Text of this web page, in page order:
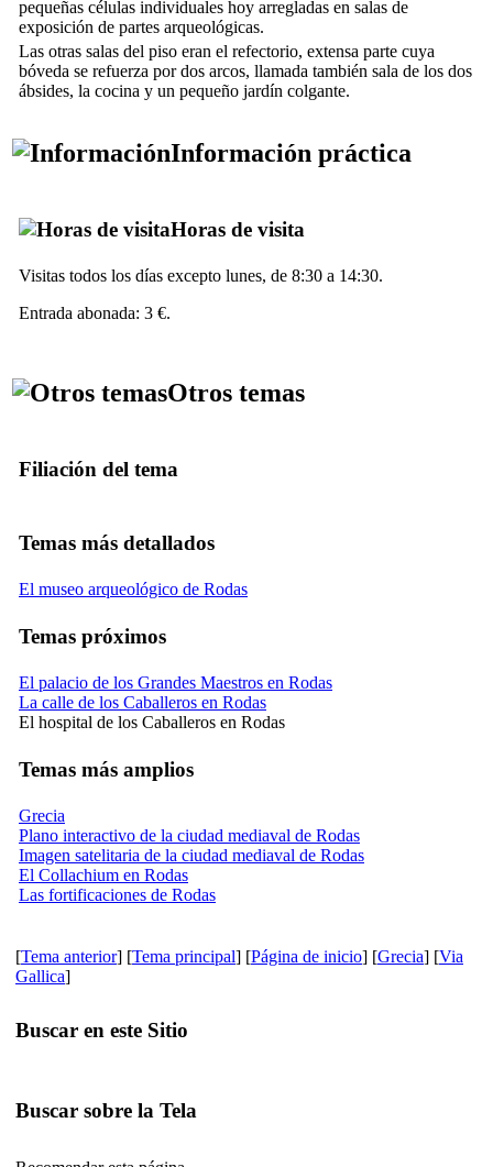
pequeñas células individuales hoy arregladas en salas de
exposición de partes arqueológicas.
Las otras salas del piso eran el refectorio, extensa parte cuya
bóveda se refuerza por dos arcos, llamada también sala de los dos
ábsides, la cocina y un pequeño jardín colgante.
Información práctica
Horas de visita
Visitas todos los días excepto lunes, de 8:30 a 14:30.
Entrada abonada: 3 €.
Otros temas
Filiación del tema
Temas más detallados
El museo arqueológico de Rodas
Temas próximos
El palacio de los Grandes Maestros en Rodas
La calle de los Caballeros en Rodas
El hospital de los Caballeros en Rodas
Temas más amplios
Grecia
Plano interactivo de la ciudad mediaval de Rodas
Imagen satelitaria de la ciudad mediaval de Rodas
El Collachium en Rodas
Las fortificaciones de Rodas
[Tema anterior] [Tema principal] [Página de inicio] [Grecia] [Via
Gallica]
Buscar en este Sitio
Buscar sobre la Tela